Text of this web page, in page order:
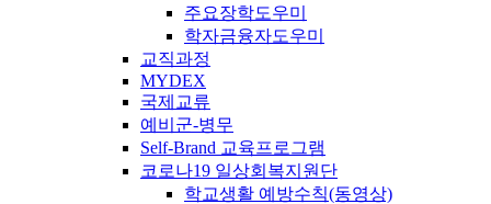
주요장학도우미
학자금융자도우미
교직과정
MYDEX
국제교류
예비군-병무
Self-Brand 교육프로그램
코로나19 일상회복지원단
학교생활 예방수칙(동영상)